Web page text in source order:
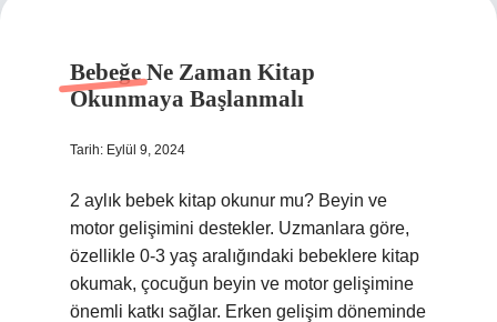
Bebeğe Ne Zaman Kitap
Okunmaya Başlanmalı
Tarih: Eylül 9, 2024
2 aylık bebek kitap okunur mu? Beyin ve
motor gelişimini destekler. Uzmanlara göre,
özellikle 0-3 yaş aralığındaki bebeklere kitap
okumak, çocuğun beyin ve motor gelişimine
önemli katkı sağlar. Erken gelişim döneminde